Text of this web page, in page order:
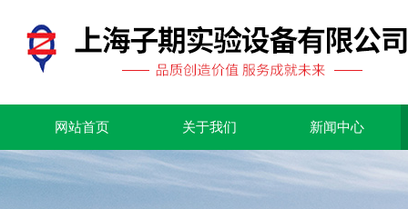
网站首页 关于我们 新闻中心